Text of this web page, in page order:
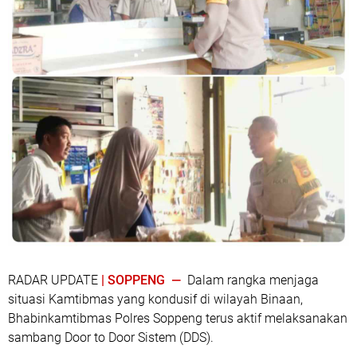
RADAR UPDATE | SOPPENG — Dalam rangka menjaga
situasi Kamtibmas yang kondusif di wilayah Binaan,
Bhabinkamtibmas Polres Soppeng terus aktif melaksanakan
sambang Door to Door Sistem (DDS).